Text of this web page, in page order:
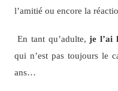
l’amitié ou encore la
En tant qu’adulte,je l’ai
qui n’est pas toujours le
ans…